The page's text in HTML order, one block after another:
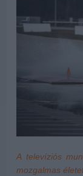
A televíziós
mozgalmas